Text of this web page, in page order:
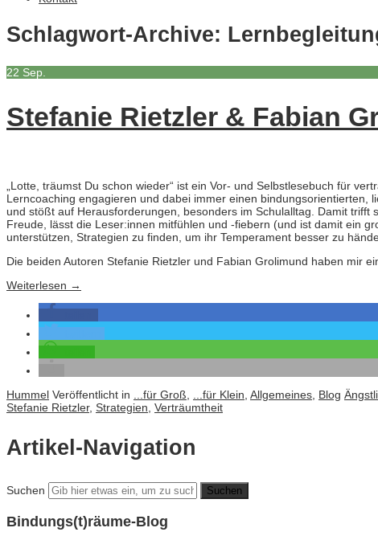
Schlagwort-Archive:
22 Sep.
Stefanie Rietzler & Fabian
„Lotte, träumst Du schon wieder“ ist ein Vor- und Selbstlesebuch für
Lerncoaching engagieren und dabei immer einen
und stößt auf Herausforderungen, besonders im Schulalltag. Damit
Freude, lässt die Leser:innen mitfühlen und -fiebern (und ist damit ein
unterstützen, Strategien zu finden, um ihr Temperament besser zu
Die beiden Autoren Stefanie Rietzler und Fabian Grolimund haben mir
Weiterlesen →
Hummel Veröffentlicht in ...für Groß, ...für Klein, Allgemeines, Blog
Stefanie Rietzler, Strategien, Verträumtheit
Artikel-Navigation
Suchen
Bindungs(t)räume-Blog